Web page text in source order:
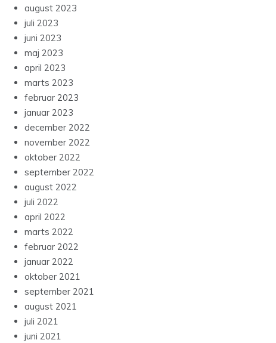
august 2023
juli 2023
juni 2023
maj 2023
april 2023
marts 2023
februar 2023
januar 2023
december 2022
november 2022
oktober 2022
september 2022
august 2022
juli 2022
april 2022
marts 2022
februar 2022
januar 2022
oktober 2021
september 2021
august 2021
juli 2021
juni 2021